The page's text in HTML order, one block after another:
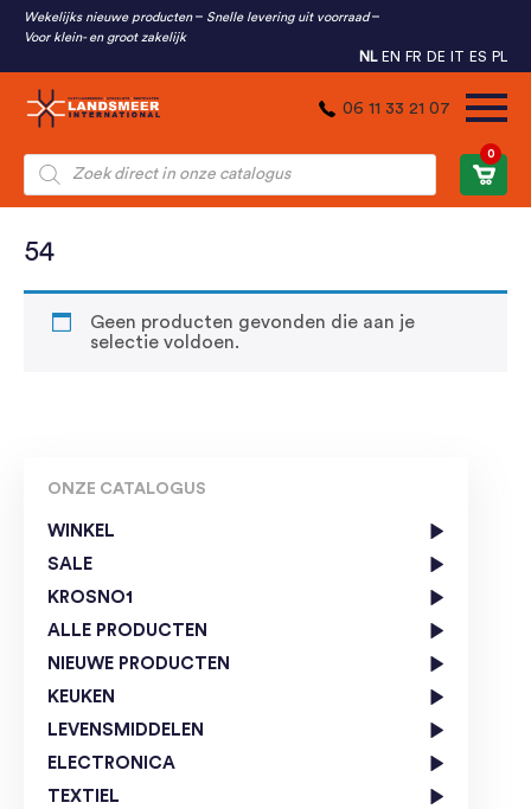
Wekelijks nieuwe producten
Snelle levering uit voorraad
Voor klein- en groot zakelijk
NL EN FR DE IT ES PL
06 11 33 21 07
Producten
zoeken
0
ONZE CATALOGUS
WINKEL
SALE
KROSNO1
ALLE PRODUCTEN
NIEUWE PRODUCTEN
KEUKEN
LEVENSMIDDELEN
ELECTRONICA
TEXTIEL
54
Geen producten gevonden die aan je
selectie voldoen.